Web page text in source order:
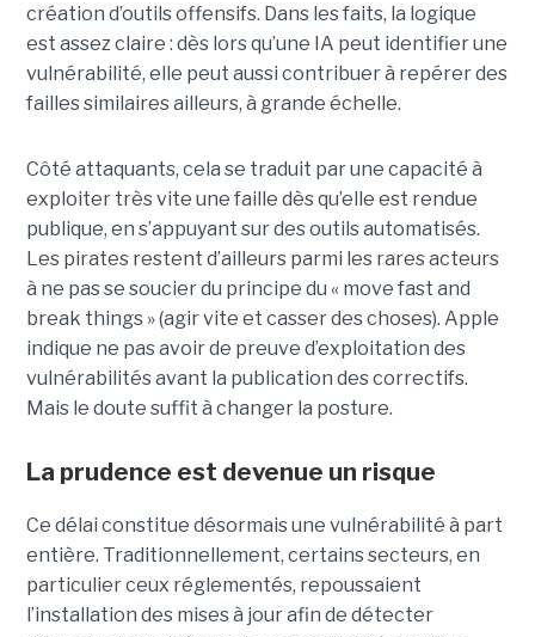
création d’outils offensifs. Dans les faits, la logique
est assez claire : dès lors qu’une IA peut identifier une
vulnérabilité, elle peut aussi contribuer à repérer des
failles similaires ailleurs, à grande échelle.
Côté attaquants, cela se traduit par une capacité à
exploiter très vite une faille dès qu’elle est rendue
publique, en s’appuyant sur des outils automatisés.
Les pirates restent d’ailleurs parmi les rares acteurs
à ne pas se soucier du principe du « move fast and
break things » (agir vite et casser des choses). Apple
indique ne pas avoir de preuve d’exploitation des
vulnérabilités avant la publication des correctifs.
Mais le doute suffit à changer la posture.
La prudence est devenue un risque
Ce délai constitue désormais une vulnérabilité à part
entière. Traditionnellement, certains secteurs, en
particulier ceux réglementés, repoussaient
l’installation des mises à jour afin de détecter